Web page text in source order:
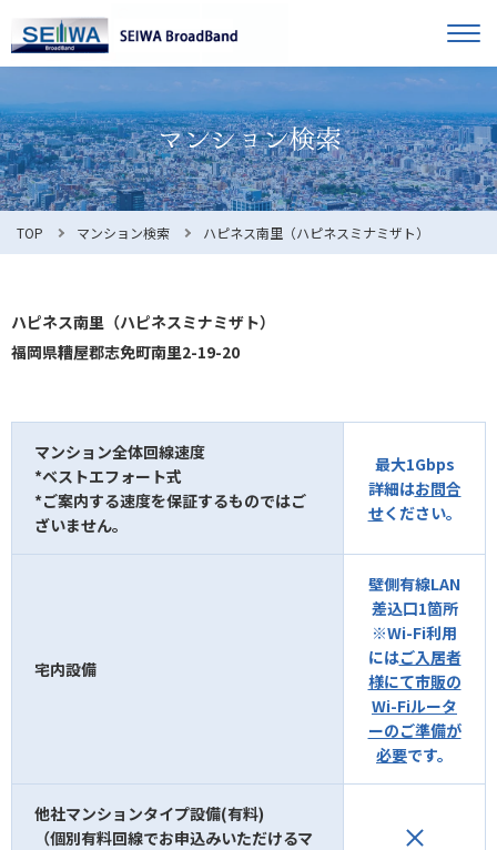
オーナー様へ
入居者様へ
お知らせ
利用規約
お問合せ マンション検索
TOP マンション検索 ハピネス南里（ハピネスミナミザト）
ハピネス南里（ハピネスミナミザト）
福岡県糟屋郡志免町南里2-19-20
マンション全体回線速度
*ベストエフォート式
*ご案内する速度を保証するものではご
ざいません。
最大1Gbps
詳細はお問合
せください。
宅内設備
壁側有線LAN
差込口1箇所
※Wi-Fi利用
にはご入居者
様にて市販の
Wi-Fiルータ
ーのご準備が
必要です。
他社マンションタイプ設備(有料)
（個別有料回線でお申込みいただけるマ